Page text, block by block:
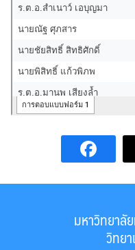
มหาวิทยาลั
วิทย